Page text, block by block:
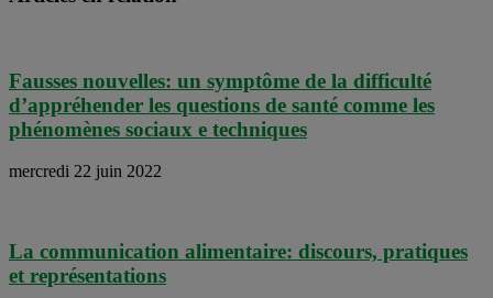
Fausses nouvelles: un symptôme de la difficulté
d’appréhender les questions de santé comme les
phénomènes sociaux e techniques
mercredi 22 juin 2022
La communication alimentaire: discours, pratiques
et représentations